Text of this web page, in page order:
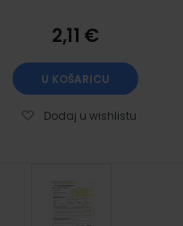
2,11 €
U KOŠARICU
Dodaj u wishlistu